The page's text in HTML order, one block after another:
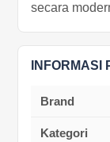
secara
INFORMASI
Brand
Kategori